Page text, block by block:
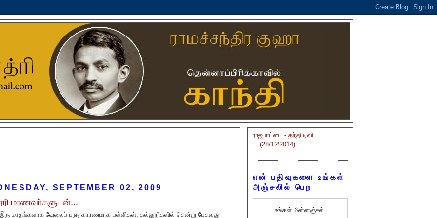
SEPTEMBER 02, 2009
மாணவர்களுடன்...
மாதங்களாக வேலைப் பளு காரணமாக பள்ளிகள், கல்லூரிகளில் சென்று பேசுவது
ராஜபாட்டை - தந்தி டிவி
(28/12/2014)
என் பதிவுகளை உங்கள்
அஞ்சலில் பெற
உங்கள் மின்னஞ்சல்: